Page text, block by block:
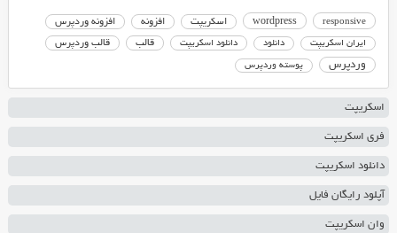
responsive
wordpress اسکریپت افزونه افزونه وردپرس
ایران اسکریپت دانلود دانلود اسکریپت قالب قالب وردپرس
وردپرس پوسته وردپرس
اسکریپت
فری اسکریپت
دانلود اسکریپت
آپلود رایگان فایل
وان اسکریپت